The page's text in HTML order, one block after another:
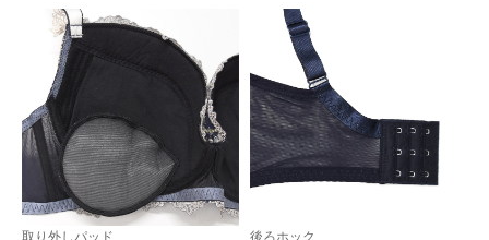
取り外しパッド 後ろホック